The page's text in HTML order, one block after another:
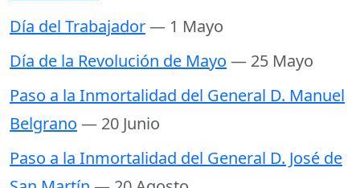
Día del Trabajador— 1 Mayo
Día de la Revolución de Mayo — 25 Mayo
Paso a la Inmortalidad del General D. Manuel
Belgrano — 20 Junio
Paso a la Inmortalidad del General D. José de